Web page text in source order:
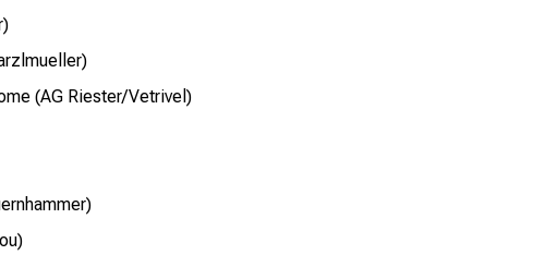
(AG Riester/Vetrivel)